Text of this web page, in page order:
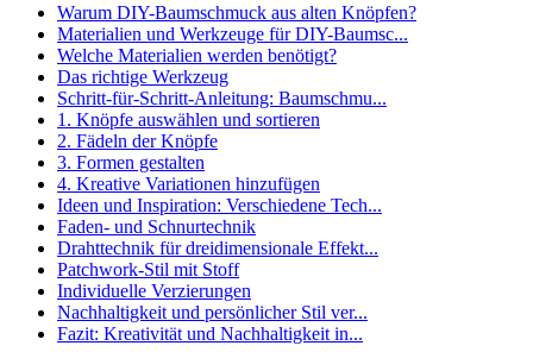
Warum DIY-Baumschmuck aus alten Knöpfen?
Materialien und Werkzeuge für DIY-Baumsc...
Welche Materialien werden benötigt?
Das richtige Werkzeug
Schritt-für-Schritt-Anleitung: Baumschmu...
1. Knöpfe auswählen und sortieren
2. Fädeln der Knöpfe
3. Formen gestalten
4. Kreative Variationen hinzufügen
Ideen und Inspiration: Verschiedene Tech...
Faden- und Schnurtechnik
Drahttechnik für dreidimensionale Effekt...
Patchwork-Stil mit Stoff
Individuelle Verzierungen
Nachhaltigkeit und persönlicher Stil ver...
Fazit: Kreativität und Nachhaltigkeit in...